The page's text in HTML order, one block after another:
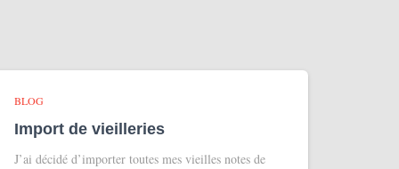
BLOG
Import de vieilleries
J’ai décidé d’importer toutes mes vieilles notes de